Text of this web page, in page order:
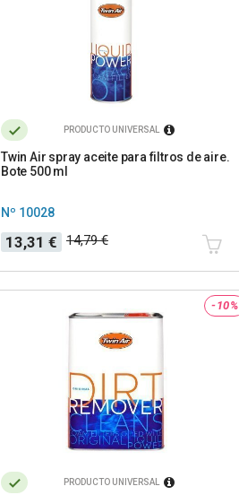
PRODUCTO UNIVERSAL
Twin Air spray aceite para filtros de aire.
Bote 500 ml
Nº 10028
Precio
13,31 €
Precio
base
14,79 €
-10%
PRODUCTO UNIVERSAL